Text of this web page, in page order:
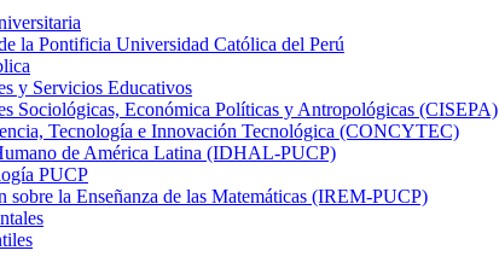
la Pontificia Universidad Católica del Perú
y Servicios Educativos
Sociológicas, Económica Políticas y Antropológicas (CISEPA)
Tecnología e Innovación Tecnológica (CONCYTEC)
de América Latina (IDHAL-PUCP)
PUCP
sobre la Enseñanza de las Matemáticas (IREM-PUCP)